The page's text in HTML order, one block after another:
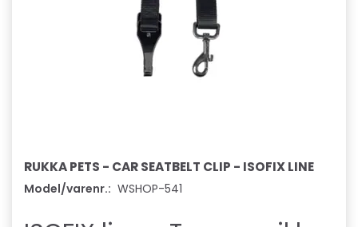
RUKKA PETS - CAR SEATBELT CLIP - ISOFIX LINE
Model/varenr.: WSHOP-541